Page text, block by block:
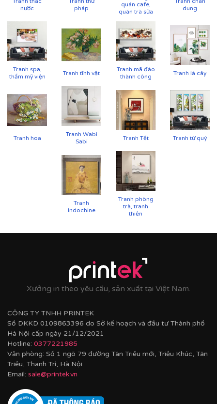
Tăng độ bám mực, cho hình ảnh sắc nét, sống
Cận cảnh tranh in trên chất liệu canvas công nghệ in
nước
pháp
quán cafe,
quán trà sữa
dung
Tranh spa,
thẩm mỹ viện
Tranh tĩnh vật
Tranh mã đáo
thành công
Tranh lá cây
Tranh hoa
Tranh Wabi
Sabi
Tranh Tết Tranh tứ quý
Tranh
Indochine
Tranh phòng
trà, tranh
thiền
Xưởng in theo yêu cầu, sản xuất tại Việt Nam.
CÔNG TY TNHH PRINTEK
Số DKKD 0109863396 do Sở kế hoạch và đầu tư Thành phố
Hà Nội cấp ngày 21/12/2021
Hotline: 0377221985
Văn phòng: Số 1 ngõ 79 đường Tân Triều mới, Triều Khúc, Tân
Triều, Thanh Trì, Hà Nội
Email: sale@printek.vn